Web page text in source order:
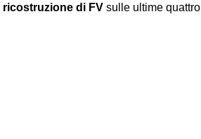
ricostruzione di FV sulle ultime quattro